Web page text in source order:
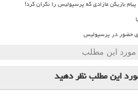
بازیکن مازادی که پرسپولیس را نگران کرد!
حضور در پرسپولیس
مورد این مطلب
این مطلبنظر دهید